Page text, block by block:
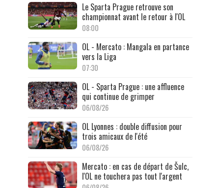
Le Sparta Prague retrouve son
championnat avant le retour à l'OL
08:00
OL - Mercato : Mangala en partance
vers la Liga
07:30
OL - Sparta Prague : une affluence
qui continue de grimper
06/08/26
OL Lyonnes : double diffusion pour
trois amicaux de l'été
06/08/26
Mercato : en cas de départ de Šulc,
l'OL ne touchera pas tout l'argent